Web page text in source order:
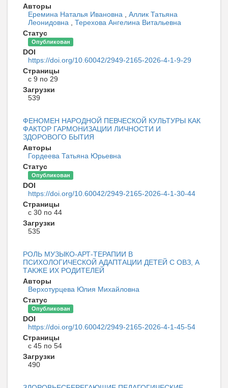
Авторы
Еремина Наталья Ивановна
Аллик Татьяна
Леонидовна
Терехова Ангелина Витальевна
Статус
Опубликован
DOI
https://doi.org/10.60042/2949-2165-2026-4-1-9-29
Страницы
с 9 по 29
Загрузки
539
ФЕНОМЕН НАРОДНОЙ ПЕВЧЕСКОЙ КУЛЬТУРЫ КАК
ФАКТОР ГАРМОНИЗАЦИИ ЛИЧНОСТИ И
ЗДОРОВОГО БЫТИЯ
Авторы
Гордеева Татьяна Юрьевна
Статус
Опубликован
DOI
https://doi.org/10.60042/2949-2165-2026-4-1-30-44
Страницы
с 30 по 44
Загрузки
535
РОЛЬ МУЗЫКО-АРТ-ТЕРАПИИ В
ПСИХОЛОГИЧЕСКОЙ АДАПТАЦИИ ДЕТЕЙ С ОВЗ, А
ТАКЖЕ ИХ РОДИТЕЛЕЙ
Авторы
Верхотурцева Юлия Михайловна
Статус
Опубликован
DOI
https://doi.org/10.60042/2949-2165-2026-4-1-45-54
Страницы
с 45 по 54
Загрузки
490